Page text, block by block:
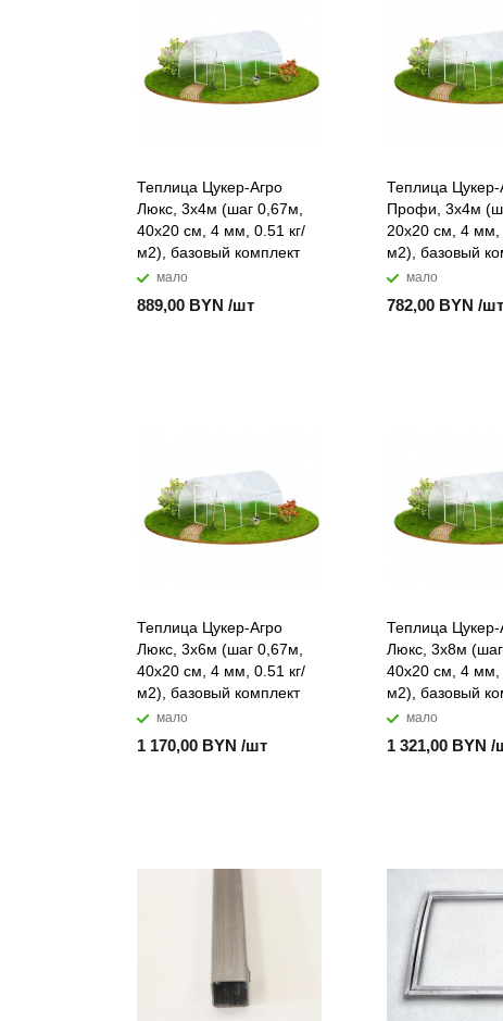
Теплица Цукер-Агро
Люкс, 3x4м (шаг 0,67м,
40x20 см, 4 мм, 0.51 кг/
м2), базовый комплект
мало
889,00 BYN /шт
Теплица Цукер-
Профи, 3x4м
20x20 см, 4 мм,
м2), базовый
мало
782,00 BYN /шт
Теплица Цукер-Агро
Люкс, 3x6м (шаг 0,67м,
40x20 см, 4 мм, 0.51 кг/
м2), базовый комплект
мало
1 170,00 BYN /шт
Теплица Цукер-
Люкс, 3x8м
40x20 см, 4 мм,
м2), базовый
мало
1 321,00 BYN /